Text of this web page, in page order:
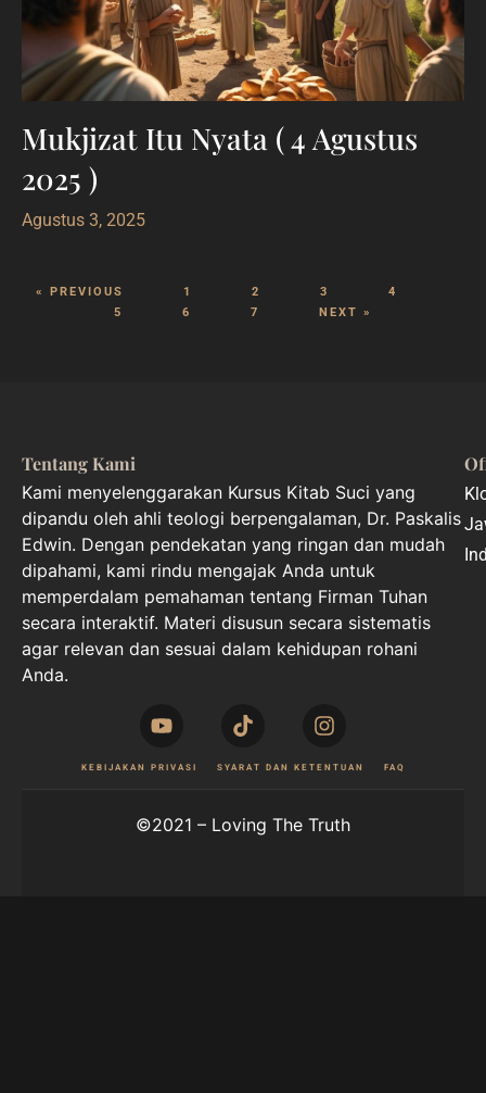
Mukjizat Itu Nyata ( 4 Agustus
2025 )
Agustus 3, 2025
« PREVIOUS 1 2 3
4
5
6 7 NEXT »
Tentang Kami
Kami menyelenggarakan Kursus Kitab Suci yang
dipandu oleh ahli teologi berpengalaman, Dr. Paskalis
Edwin. Dengan pendekatan yang ringan dan mudah
dipahami, kami rindu mengajak Anda untuk
memperdalam pemahaman tentang Firman Tuhan
secara interaktif. Materi disusun secara sistematis
agar relevan dan sesuai dalam kehidupan rohani
Anda.
KEBIJAKAN PRIVASI SYARAT DAN KETENTUAN FAQ
©2021 – Loving The Truth